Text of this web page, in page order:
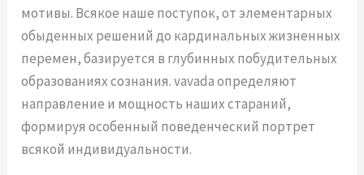
мотивы. Всякое наше поступок, от элементарных
обыденных решений до кардинальных жизненных
перемен, базируется в глубинных побудительных
образованиях сознания. vavada определяют
направление и мощность наших стараний,
формируя особенный поведенческий портрет
всякой индивидуальности.